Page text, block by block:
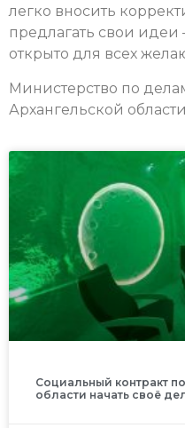
легко вносить
предлагать свои
открыто для всех
Министерство по
Архангельской области
Социальный контракт
области начать своё